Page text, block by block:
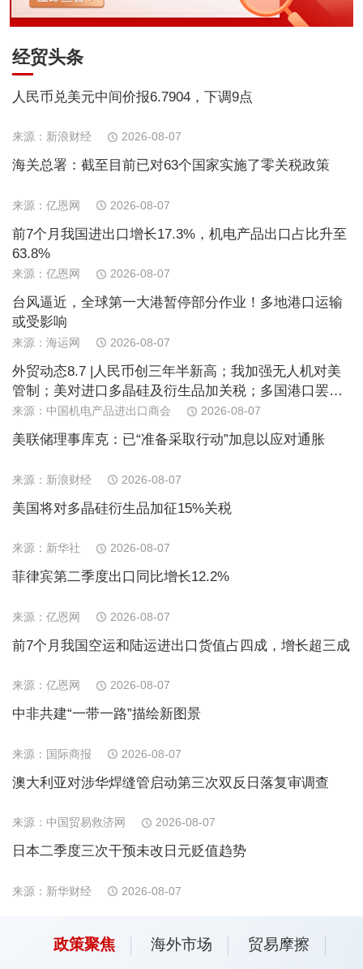
经贸头条
人民币兑美元中间价报6.7904，下调9点
来源：新浪财经 2026-08-07
海关总署：截至目前已对63个国家实施了零关税政策
来源：亿恩网 2026-08-07
前7个月我国进出口增长17.3%，机电产品出口占比升至
63.8%
来源：亿恩网 2026-08-07
台风逼近，全球第一大港暂停部分作业！多地港口运输
或受影响
来源：海运网 2026-08-07
外贸动态8.7 |人民币创三年半新高；我加强无人机对美
管制；美对进口多晶硅及衍生品加关税；多国港口罢
工；日消费连续下滑；欧PPI近期首跌
来源：中国机电产品进出口商会 2026-08-07
美联储理事库克：已“准备采取行动”加息以应对通胀
来源：新浪财经 2026-08-07
美国将对多晶硅衍生品加征15%关税
来源：新华社 2026-08-07
菲律宾第二季度出口同比增长12.2%
来源：亿恩网 2026-08-07
前7个月我国空运和陆运进出口货值占四成，增长超三成
来源：亿恩网 2026-08-07
中非共建“一带一路”描绘新图景
来源：国际商报 2026-08-07
澳大利亚对涉华焊缝管启动第三次双反日落复审调查
来源：中国贸易救济网 2026-08-07
日本二季度三次干预未改日元贬值趋势
来源：新华财经 2026-08-07
政策聚焦 海外市场 贸易摩擦